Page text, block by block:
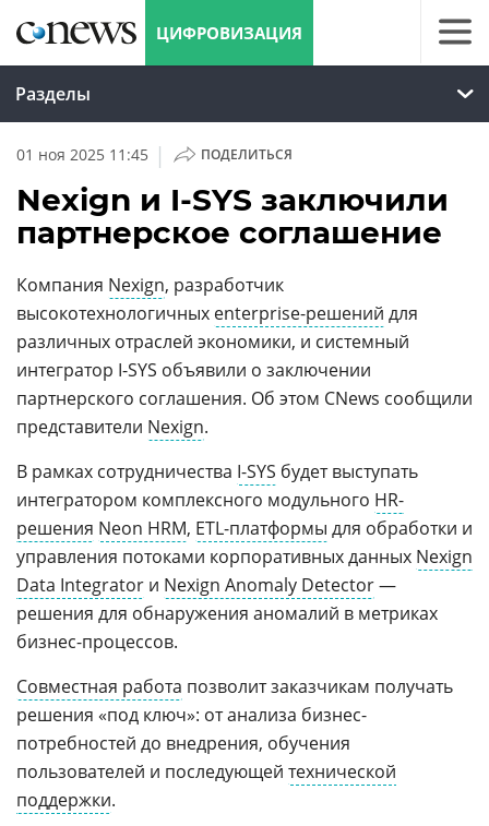
ЦИФРОВИЗАЦИЯ
Разделы
01 ноя 2025 11:45 | ПОДЕЛИТЬСЯ
Nexign и I-SYS заключили
партнерское соглашение
Компания Nexign, разработчик
высокотехнологичных enterprise-решений для
различных отраслей экономики, и системный
интегратор I-SYS объявили о заключении
партнерского соглашения. Об этом CNews сообщили
представители Nexign.
В рамках сотрудничества I-SYS будет выступать
интегратором комплексного модульного HR-
решения Neon HRM, ETL-платформы для обработки и
управления потоками корпоративных данных Nexign
Data Integrator и Nexign Anomaly Detector—
решения для обнаружения аномалий в метриках
бизнес-процессов.
Совместная работа позволит заказчикам получать
решения «под ключ»: от анализа бизнес-
потребностей до внедрения, обучения
пользователей и последующей технической
поддержки.